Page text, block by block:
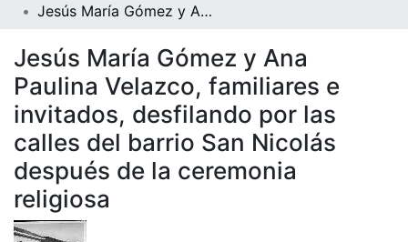
Jesús María Gómez y Ana Paulina Velazco, familiares e invitados, desfilando por las calles del barrio San Nicolás después de la ceremonia religiosa
Jesús María Gómez y Ana
Paulina Velazco, familiares e
invitados, desfilando por las
calles del barrio San Nicolás
después de la ceremonia
religiosa